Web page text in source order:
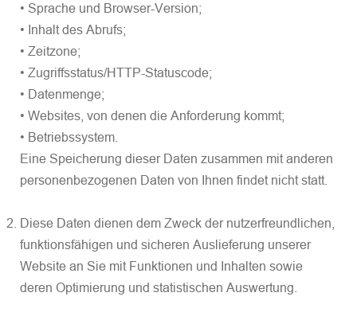
• Sprache und Browser-Version;
• Inhalt des Abrufs;
• Zeitzone;
• Zugriffsstatus/HTTP-Statuscode;
• Datenmenge;
• Websites, von denen die Anforderung kommt;
• Betriebssystem.
Eine Speicherung dieser Daten zusammen mit anderen
personenbezogenen Daten von Ihnen findet nicht statt.
Diese Daten dienen dem Zweck der nutzerfreundlichen,
funktionsfähigen und sicheren Auslieferung unserer
Website an Sie mit Funktionen und Inhalten sowie
deren Optimierung und statistischen Auswertung.